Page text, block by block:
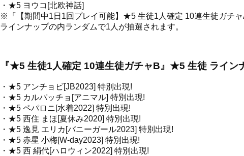
・★5 ヨウコ[北欧神話]
※『【期間中1日1回プレイ可能】★5 生徒1人確定 10連生徒ガチ
ラインナップの内ランダムで1人が抽選されます。
『★5 生徒1人確定 10連生徒ガチャB』★5 生徒 ライン
・★5 アンチョビ[JB2023] 特別出現!
・★5 カルパッチョ[アニマル] 特別出現!
・★5 ペパロニ[水着2022] 特別出現!
・★5 西住 まほ[夏休み2020] 特別出現!
・★5 逸見 エリカ[バニーガール2023] 特別出現!
・★5 赤星 小梅[W-day2023] 特別出現!
・★5 西 絹代[ハロウィン2022] 特別出現!